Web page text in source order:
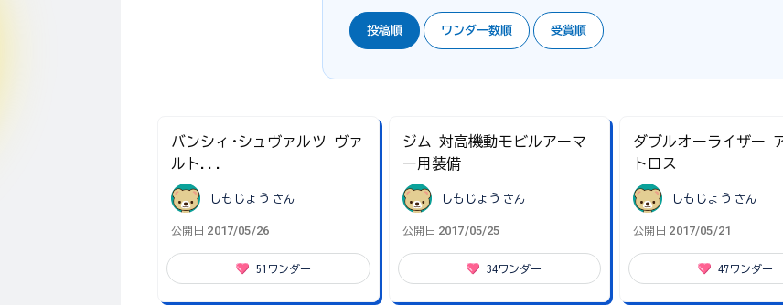
投稿順 ワンダー数順 受賞順
バンシィ･シュヴァルツ ヴァ
ルト...
しもじょう さん
公開日 2017/05/26
51 ワンダー
ジム 対高機動モビルアーマ
ー用装備
しもじょう さん
公開日 2017/05/25
34ワンダー
ダブルオーライザー
トロス
しもじょう さん
公開日 2017/05/21
47ワンダー